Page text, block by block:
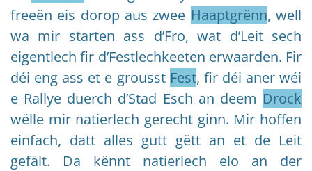
freeën eis dorop aus zwee Haaptgrënn, well
wa mir starten ass d’Fro, wat d’Leit sech
eigentlech fir d’Festlechkeeten erwaarden. Fir
déi eng ass et e grousst Fest, fir déi aner wéi
e Rallye duerch d’Stad Esch an deem Drock
wëlle mir natierlech gerecht ginn. Mir hoffen
einfach, datt alles gutt gëtt an et de Leit
gefält. Da kënnt natierlech elo an der